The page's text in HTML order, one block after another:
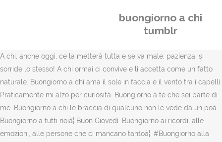
buongiorno a chi
tumblr
A chi, anche oggi, ce la metterà tutta e se va male, pazienza, si
sorride lo stesso! A chi ormai ci convive e li accetta come un fatto
naturale. Buongiorno a chi ama il sole in faccia e il vento tra i capelli.
Praticamente mi alzo per curiosità. Buongiorno a te che sei parte di
me. Buongiorno a chi le braccia di qualcuno non le vede da un poâ.
Buongiorno a tutti noiâ¦ Buon Giovedì. Buongiorno ai ricordi, alle
emozioni, alle persone che ci mancano tantoâ¦. #Buongiorno alla